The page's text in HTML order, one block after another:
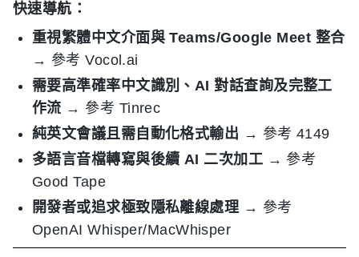
快速導航：
重視繁體中文介面與 Teams/Google Meet 整合
→ 參考 Vocol.ai
需要高準確率中文識別、AI 對話查詢及完整工
作流 → 參考 Tinrec
純英文會議且需自動化格式輸出 → 參考 4149
多語言音檔轉寫與後續 AI 二次加工 → 參考
Good Tape
開發者或追求極致隱私離線處理→ 參考
OpenAI Whisper/MacWhisper